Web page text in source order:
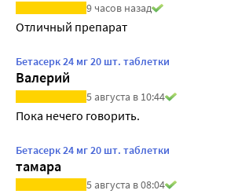
9 часов назад
Отличный препарат
Бетасерк 24 мг 20 шт. таблетки
Валерий
5 августа в 10:44
Пока нечего говорить.
Бетасерк 24 мг 20 шт. таблетки
тамара
5 августа в 08:04